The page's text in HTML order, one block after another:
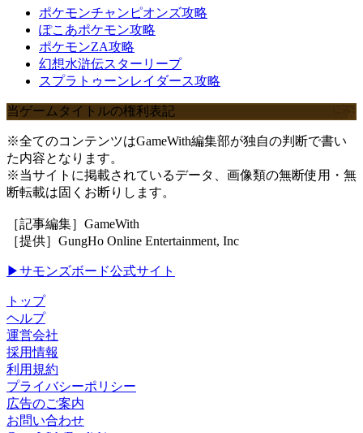
ポケモンチャンピオンズ攻略
ぽこあポケモン攻略
ポケモンZA攻略
幻想水滸伝スターリープ
スプラトゥーンレイダース攻略
当ゲームタイトルの権利表記
※全てのコンテンツはGameWith編集部が独自の判断で書い
た内容となります。
※当サイトに掲載されているデータ、画像類の無断使用・無
断転載は固くお断りします。
［記事編集］GameWith
［提供］GungHo Online Entertainment, Inc
▶サモンズボード公式サイト
トップ
ヘルプ
運営会社
採用情報
利用規約
プライバシーポリシー
広告のご案内
お問い合わせ